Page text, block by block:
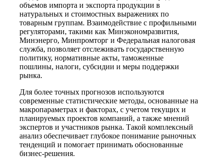
объемов импорта и экспорта продукции в
натуральных и стоимостных выражениях по
товарным группам. Взаимодействие с профильными
регуляторами, такими как Минэкономразвития,
Минэнерго, Минпромторг и Федеральная налоговая
служба, позволяет отслеживать государственную
политику, нормативные акты, таможенные
пошлины, налоги, субсидии и меры поддержки
рынка.
Для более точных прогнозов используются
современные статистические методы, основанные на
макропараметрах и факторах, с учетом текущих и
планируемых проектов компаний, а также мнений
экспертов и участников рынка. Такой комплексный
анализ обеспечивает глубокое понимание рыночных
тенденций и помогает принимать обоснованные
бизнес-решения.